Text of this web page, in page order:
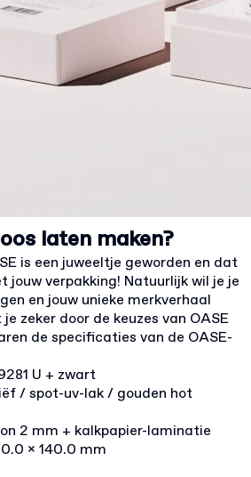
laten maken?
is een juweeltje geworden en dat
jouw verpakking! Natuurlijk wil je je
en jouw unieke merkverhaal
zeker door de keuzes van OASE
de specificaties van de OASE-
U + zwart
/ spot-uv-lak / gouden hot
2 mm + kalkpapier-laminatie
x 140.0 mm